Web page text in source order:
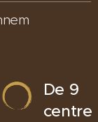
De 9
centre